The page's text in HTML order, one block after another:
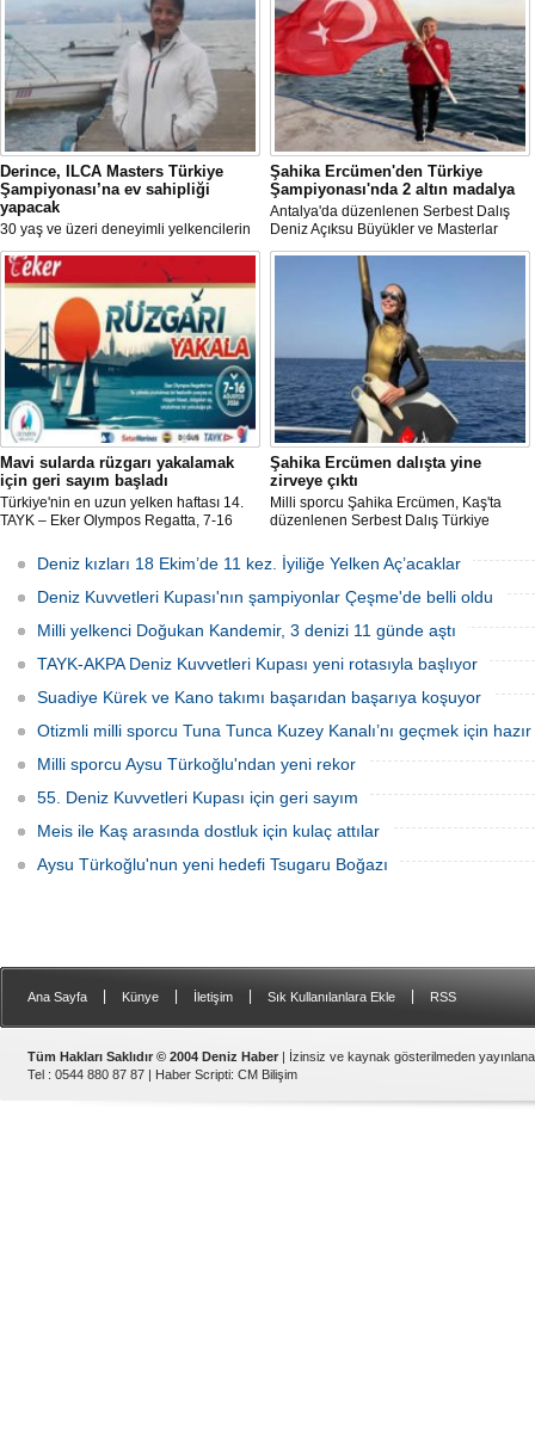
Derince, ILCA Masters Türkiye
Şampiyonası’na ev sahipliği
yapacak
30 yaş ve üzeri deneyimli yelkencilerin
mücadele ettiği ILCA Masters 2026
Türkiye Şampiyonası, bu yıl Kocaeli’nin
Derince ilçesinde gerçekleştirilecek.
Şahika Ercümen'den Türkiye
Şampiyonası'nda 2 altın madalya
Antalya'da düzenlenen Serbest Dalış
Deniz Açıksu Büyükler ve Masterlar
Bireysel Türkiye Şampiyonası'nda milli
sporcu ve serbest dalış dünya
rekortmeni Şahika Ercümen, 2 altın
madalya kazandı.
Mavi sularda rüzgarı yakalamak
için geri sayım başladı
Türkiye'nin en uzun yelken haftası 14.
TAYK – Eker Olympos Regatta, 7-16
sulara yelken açıyor.
Şahika Ercümen dalışta yine
zirveye çıktı
Milli sporcu Şahika Ercümen, Kaş'ta
düzenlenen Serbest Dalış Türkiye
kategorisinde 68 metre dalış yaparak
şampiyon oldu.
Deniz kızları 18 Ekim’de 11 kez. İyiliğe Yelken Aç’acaklar
Deniz Kuvvetleri Kupası'nın şampiyonlar Çeşme'de belli oldu
Milli yelkenci Doğukan Kandemir, 3 denizi 11 günde aştı
TAYK-AKPA Deniz Kuvvetleri Kupası yeni rotasıyla başlıyor
Suadiye Kürek ve Kano takımı başarıdan başarıya koşuyor
Otizmli milli sporcu Tuna Tunca Kuzey Kanalı’nı geçmek için hazır
Milli sporcu Aysu Türkoğlu'ndan yeni rekor
55. Deniz Kuvvetleri Kupası için geri sayım
Meis ile Kaş arasında dostluk için kulaç attılar
Aysu Türkoğlu'nun yeni hedefi Tsugaru Boğazı
Ana Sayfa Künye İletişim Sık Kullanılanlara Ekle RSS
Tüm Hakları Saklıdır © 2004 Deniz Haber | İzinsiz ve kaynak gösterilmeden
Tel : 0544 880 87 87 | Haber Scripti: CM Bilişim